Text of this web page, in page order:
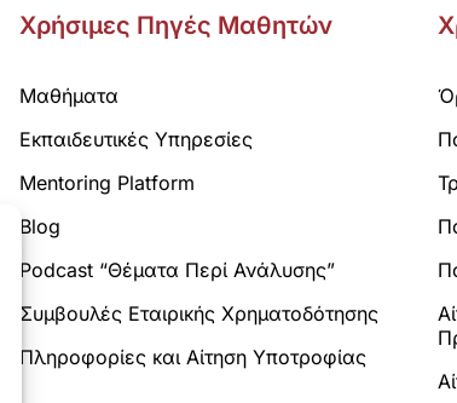
Χρήσιμες Πηγές Μαθητών
Μαθήματα
Εκπαιδευτικές Υπηρεσίες
Mentoring Platform
Blog
Podcast “Θέματα Περί Ανάλυσης”
Συμβουλές Εταιρικής Χρηματοδότησης
Πληροφορίες και Αίτηση Υποτροφίας